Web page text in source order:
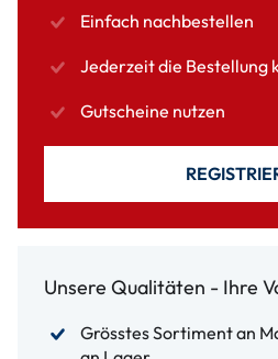
Einfach nachbestellen
Jederzeit die Bestellung
Gutscheine nutzen
Unsere Qualitäten - Ihre
Grösstes Sortiment an